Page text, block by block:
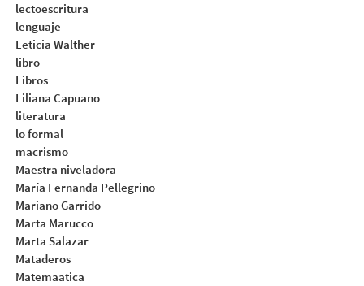
lectoescritura
lenguaje
Leticia Walther
libro
Libros
Liliana Capuano
literatura
lo formal
macrismo
Maestra niveladora
María Fernanda Pellegrino
Mariano Garrido
Marta Marucco
Marta Salazar
Mataderos
Matemaatica